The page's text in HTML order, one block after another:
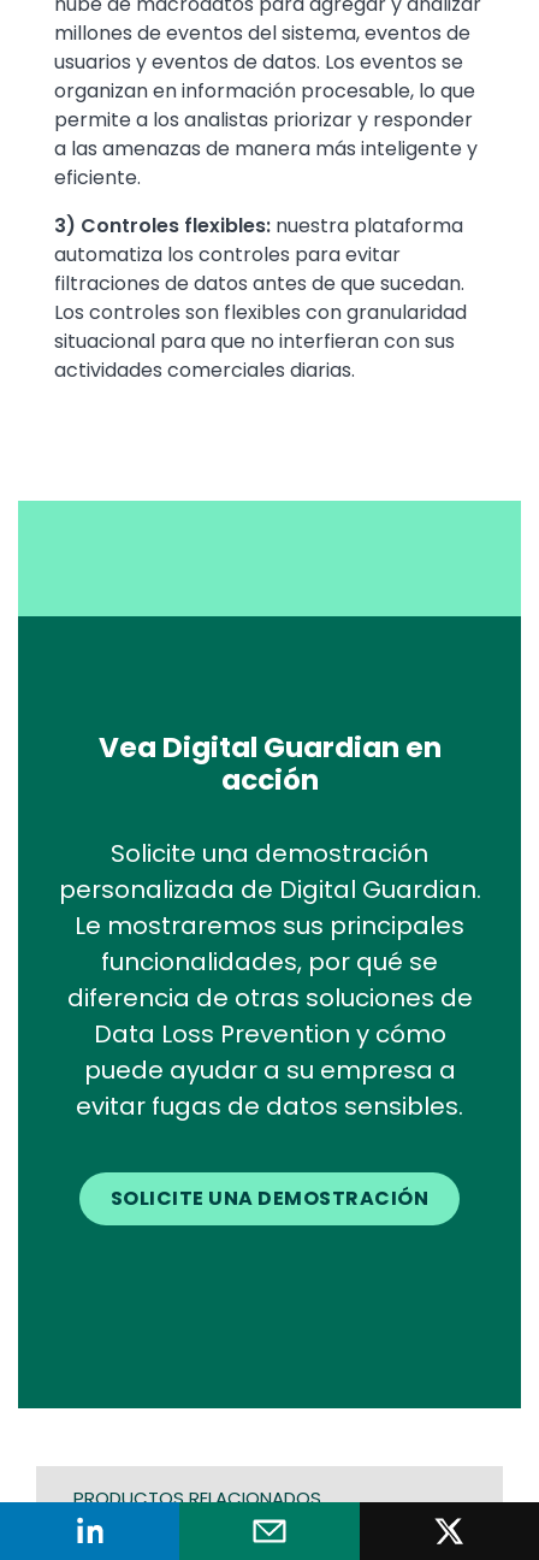
millones de eventos del sistema, eventos de
usuarios y eventos de datos. Los eventos se
organizan en información procesable, lo que
permite a los analistas priorizar y responder
a las amenazas de manera más inteligente y
eficiente.
3) Controles flexibles: nuestra plataforma
automatiza los controles para evitar
filtraciones de datos antes de que sucedan.
Los controles son flexibles con granularidad
situacional para que no interfieran con sus
actividades comerciales diarias.
Vea Digital Guardian en
acción
Solicite una demostración
personalizada de Digital Guardian.
Le mostraremos sus principales
funcionalidades, por qué se
diferencia de otras soluciones de
Data Loss Prevention y cómo
puede ayudar a su empresa a
evitar fugas de datos sensibles.
SOLICITE UNA DEMOSTRACIÓN
PRODUCTOS RELACIONADOS
Fortra DLP